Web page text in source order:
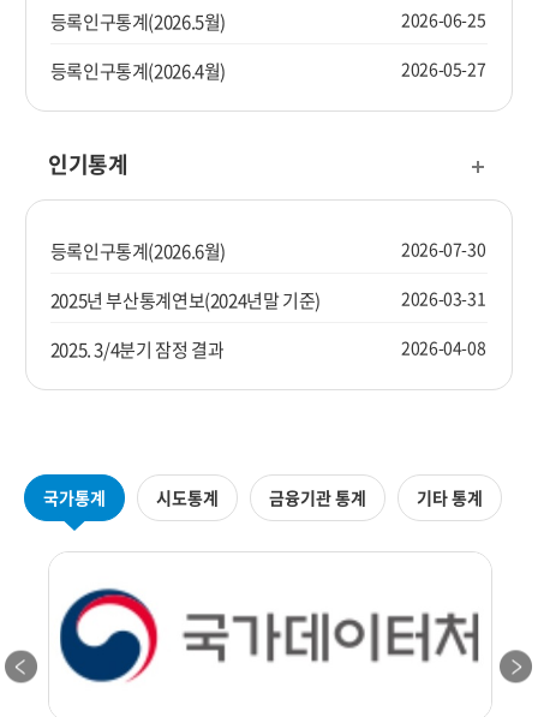
등록인구통계(2026.5월) 2026-06-25
등록인구통계(2026.4월) 2026-05-27
인기통계
등록인구통계(2026.6월) 2026-07-30
2025년 부산통계연보(2024년말 기준) 2026-03-31
2025. 3/4분기 잠정 결과 2026-04-08
국가통계 시도통계 금융기관 통계 기타 통계